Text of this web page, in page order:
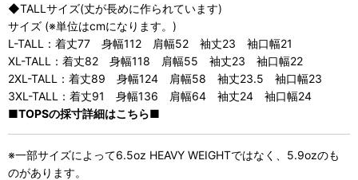
◆TALLサイズ(丈が長めに作られています)
サイズ (※単位はcmになります。)
L-TALL：着丈77 身幅112 肩幅52 袖丈23 袖口幅21
XL-TALL：着丈82 身幅118 肩幅55 袖丈23 袖口幅22
2XL-TALL：着丈89 身幅124 肩幅58 袖丈23.5 袖口幅23
3XL-TALL：着丈91 身幅136 肩幅64 袖丈24 袖口幅24
■TOPSの採寸詳細はこちら■
※一部サイズによって6.5oz HEAVY WEIGHTではなく、5.9ozのも
のがあります。